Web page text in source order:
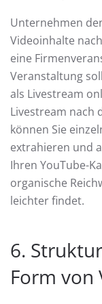
Unternehmen
Videoinhalte
eine
Veranstaltung
als Livestream
Livestream nach
können Sie
extrahieren und
Ihren YouTube-
organische
leichter findet.
6.
Form von